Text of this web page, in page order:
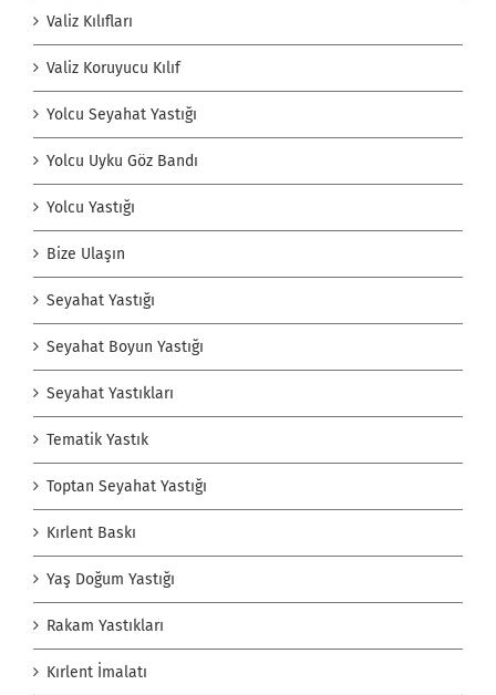
Valiz Kılıfları
Valiz Koruyucu Kılıf
Yolcu Seyahat Yastığı
Yolcu Uyku Göz Bandı
Yolcu Yastığı
Bize Ulaşın
Seyahat Yastığı
Seyahat Boyun Yastığı
Seyahat Yastıkları
Tematik Yastık
Toptan Seyahat Yastığı
Kırlent Baskı
Yaş Doğum Yastığı
Rakam Yastıkları
Kırlent İmalatı